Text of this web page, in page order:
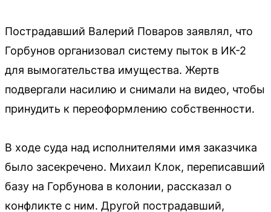
Пострадавший Валерий Поваров заявлял, что
Горбунов организовал систему пыток в ИК-2
для вымогательства имущества. Жертв
подвергали насилию и снимали на видео, чтобы
принудить к переоформлению собственности.
В ходе суда над исполнителями имя заказчика
было засекречено. Михаил Клок, переписавший
базу на Горбунова в колонии, рассказал о
конфликте с ним. Другой пострадавший,